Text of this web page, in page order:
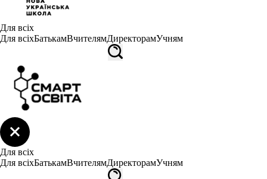
Для всіх
Для всіхБатькамВчителямДиректорамУчням
Для всіх
Для всіхБатькамВчителямДиректорамУчням